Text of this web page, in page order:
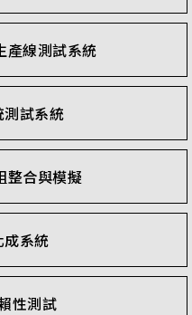
產線測試系統
測試系統
整合與模擬
系統
性測試